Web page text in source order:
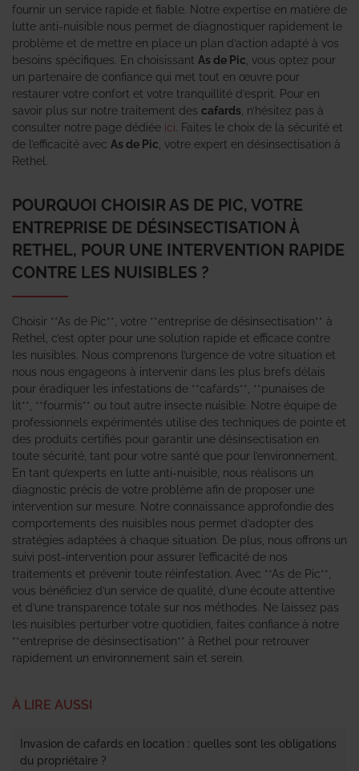
fournir un service rapide et fiable. Notre expertise en matière de
lutte anti-nuisible nous permet de diagnostiquer rapidement le
problème et de mettre en place un plan d’action adapté à vos
besoins spécifiques. En choisissant As de Pic , vous optez pour
un partenaire de confiance qui met tout en œuvre pour
restaurer votre confort et votre tranquillité d’esprit. Pour en
savoir plus sur notre traitement des cafards , n’hésitez pas à
consulter notre page dédiée ici . Faites le choix de la sécurité et
de l’efficacité avec As de Pic , votre expert en désinsectisation à
Rethel.
POURQUOI CHOISIR AS DE PIC, VOTRE
ENTREPRISE DE DÉSINSECTISATION À
RETHEL, POUR UNE INTERVENTION RAPIDE
CONTRE LES NUISIBLES ?
Choisir **As de Pic**, votre **entreprise de désinsectisation** à
Rethel, c’est opter pour une solution rapide et efficace contre
les nuisibles. Nous comprenons l’urgence de votre situation et
nous nous engageons à intervenir dans les plus brefs délais
pour éradiquer les infestations de **cafards**, **punaises de
lit**, **fourmis** ou tout autre insecte nuisible. Notre équipe de
professionnels expérimentés utilise des techniques de pointe et
des produits certifiés pour garantir une désinsectisation en
toute sécurité, tant pour votre santé que pour l’environnement.
En tant qu’experts en lutte anti-nuisible, nous réalisons un
diagnostic précis de votre problème afin de proposer une
intervention sur mesure. Notre connaissance approfondie des
comportements des nuisibles nous permet d’adopter des
stratégies adaptées à chaque situation. De plus, nous offrons un
suivi post-intervention pour assurer l’efficacité de nos
traitements et prévenir toute réinfestation. Avec **As de Pic**,
vous bénéficiez d’un service de qualité, d’une écoute attentive
et d’une transparence totale sur nos méthodes. Ne laissez pas
les nuisibles perturber votre quotidien, faites confiance à notre
**entreprise de désinsectisation** à Rethel pour retrouver
rapidement un environnement sain et serein.
À LIRE AUSSI
Invasion de cafards en location : quelles sont les obligations
du propriétaire ?